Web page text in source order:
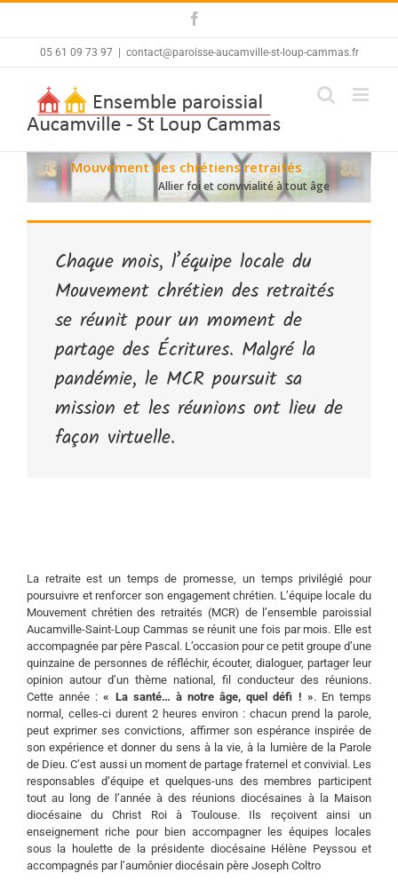
content
05 61 09 73 97 contact@paroisse-aucamville-st-loup-cammas.fr
Allier foi et convivialité à tout âge
Mouvement des chrétiens retraités
Chaque mois, l’équipe locale du
Mouvement chrétien des retraités
se réunit pour un moment de
partage des Écritures. Malgré la
pandémie, le MCR poursuit sa
mission et les réunions ont lieu de
façon virtuelle.
La retraite est un temps de promesse, un temps privilégié pour
poursuivre et renforcer son engagement chrétien. L’équipe locale du
Mouvement chrétien des retraités (MCR) de l’ensemble paroissial
Aucamville-Saint-Loup Cammas se réunit une fois par mois. Elle est
accompagnée par père Pascal. L’occasion pour ce petit groupe d’une
quinzaine de personnes de réfléchir, écouter, dialoguer, partager leur
opinion autour d’un thème national, fil conducteur des réunions.
Cette année :« La santé… à notre âge, quel défi ! ». En temps
normal, celles-ci durent 2 heures environ : chacun prend la parole,
peut exprimer ses convictions, affirmer son espérance inspirée de
son expérience et donner du sens à la vie, à la lumière de la Parole
de Dieu. C’est aussi un moment de partage fraternel et convivial. Les
responsables d’équipe et quelques-uns des membres participent
tout au long de l’année à des réunions diocésaines à la Maison
diocésaine du Christ Roi à Toulouse. Ils reçoivent ainsi un
enseignement riche pour bien accompagner les équipes locales
sous la houlette de la présidente diocésaine Hélène Peyssou et
accompagnés par l’aumônier diocésain père Joseph Coltro